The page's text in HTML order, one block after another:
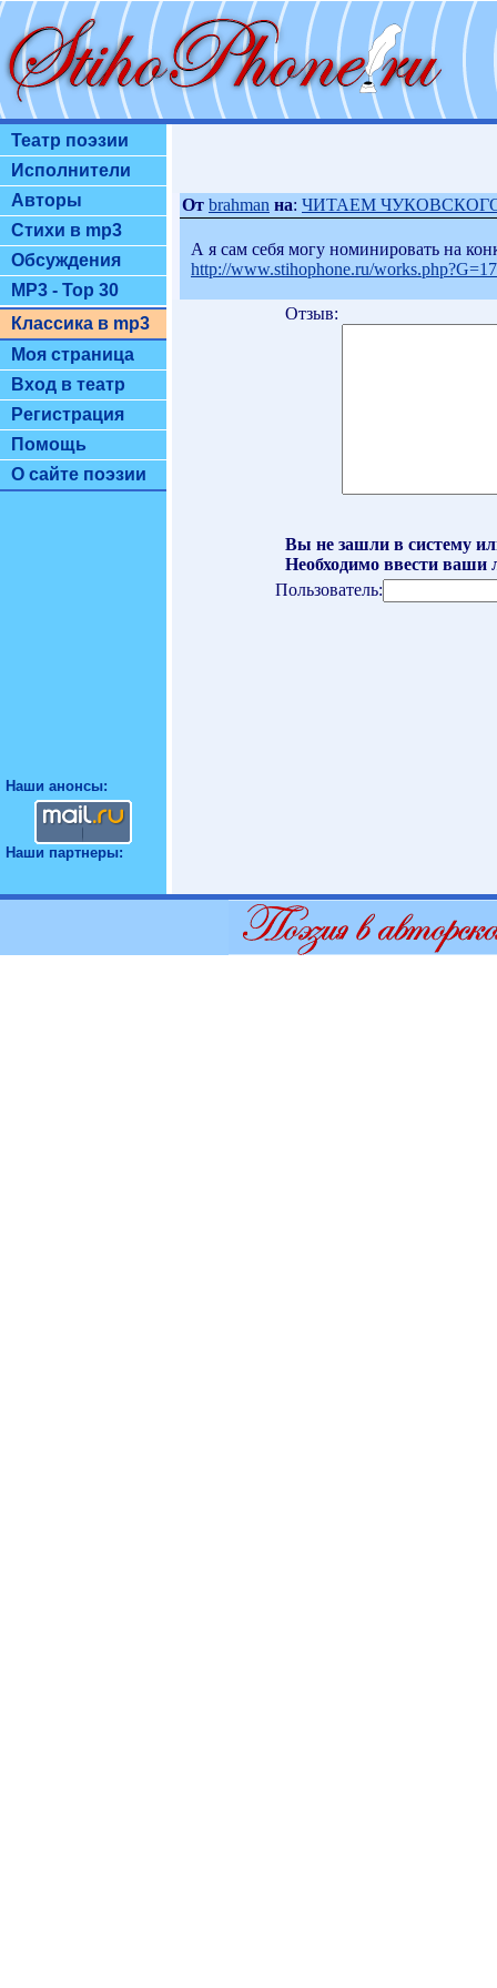
Театр поэзии
Исполнители
Авторы
Стихи в mp3
Обсуждения
MP3 - Top 30
Классика в mp3
Моя страница
Вход в театр
Регистрация
Помощь
О сайте поэзии
Наши анонсы:
Наши партнеры:
От brahman на: ЧИТАЕМ
А я сам себя могу номинировать на
http://www.stihophone.ru/
Отзыв:
Вы не зашли в систему
Необходимо ввести ваши
Пользователь: